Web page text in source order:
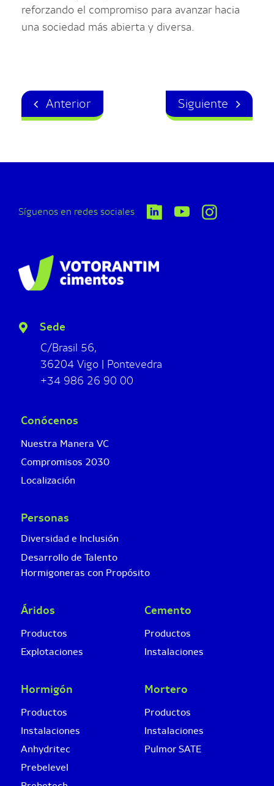
reforzando el compromiso para avanzar hacia
una sociedad más abierta y diversa.
Anterior Siguiente
Síguenos en redes sociales
Sede
C/Brasil 56,
36204 Vigo | Pontevedra
+34 986 26 90 00
Conócenos
Nuestra Manera VC
Compromisos 2030
Localización
Personas
Diversidad e Inclusión
Desarrollo de Talento
Hormigoneras con Propósito
Áridos
Productos
Explotaciones
Hormigón
Productos
Instalaciones
Anhydritec
Prebelevel
Cemento
Productos
Instalaciones
Mortero
Productos
Instalaciones
Pulmor SATE